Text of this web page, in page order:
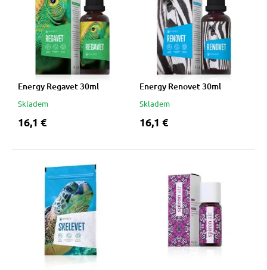
Energy Regavet 30ml
Skladem
16,1 €
Energy Renovet 30ml
Skladem
16,1 €